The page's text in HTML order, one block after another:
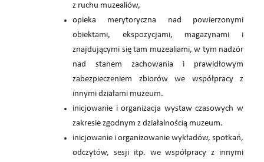
z ruchu muzealiów,
opieka merytoryczna nad powierzonymi
obiektami, ekspozycjami, magazynami i
znajdującymi się tam muzealiami, w tym nadzór
nad stanem zachowania i prawidłowym
zabezpieczeniem zbiorów we współpracy z
innymi działami muzeum.
inicjowanie i organizacja wystaw czasowych w
zakresie zgodnym z działalnością muzeum.
inicjowanie i organizowanie wykładów, spotkań,
odczytów, sesji itp. we współpracy z innymi